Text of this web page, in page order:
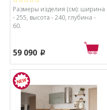
Размеры изделия (см): ширина
- 255, высота - 240, глубина -
60.
59 090 p